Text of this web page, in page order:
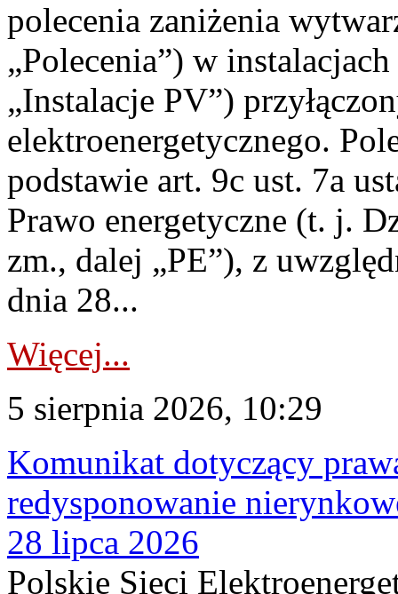
polecenia zaniżenia
„Polecenia”) w
„Instalacje PV”)
elektroenergetycznego.
podstawie art. 9c ust. 7a
Prawo energetyczne (t. j.
zm., dalej „PE”), z
dnia 28...
Więcej...
5 sierpnia 2026, 10:29
Komunikat dotyczący
redysponowanie
28 lipca 2026
Polskie Sieci